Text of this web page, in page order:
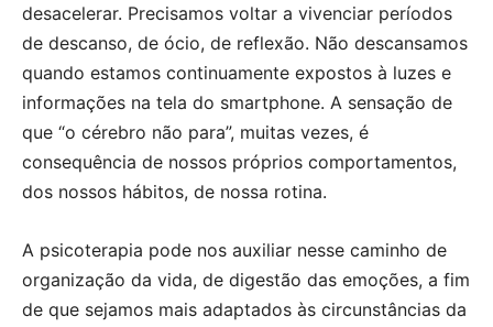
desacelerar. Precisamos voltar a vivenciar períodos
de descanso, de ócio, de reflexão. Não descansamos
quando estamos continuamente expostos à luzes e
informações na tela do smartphone. A sensação de
que “o cérebro não para”, muitas vezes, é
consequência de nossos próprios comportamentos,
dos nossos hábitos, de nossa rotina.
A psicoterapia pode nos auxiliar nesse caminho de
organização da vida, de digestão das emoções, a fim
de que sejamos mais adaptados às circunstâncias da